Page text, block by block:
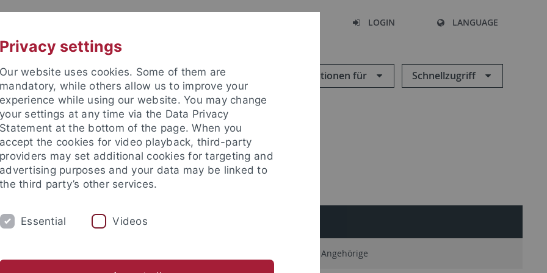
LOGIN LANGUAGE
Informationen für Schnellzugriff
Chemie
AKTUELLES STUDIUM
Ehemalige Angehörige
Privacy settings
Our website uses cookies. Some of them are
mandatory, while others allow us to improve your
experience while using our website. You may change
your settings at any time via the Data Privacy
Statement at the bottom of the page. When you
accept the cookies for video playback, third-party
providers may set additional cookies for targeting and
advertising purposes and your data may be linked to
the third party’s other services.
Essential Videos